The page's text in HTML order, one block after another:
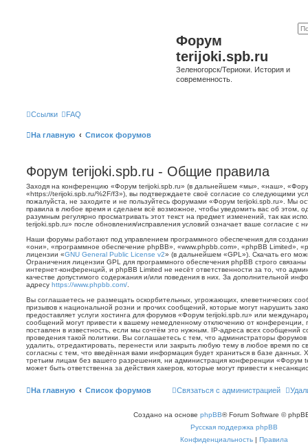
Форум
terijoki.spb.ru
Зеленогорск/Териоки. История и
современность.
Ссылки FAQ
На главную Список форумов
Форум terijoki.spb.ru - Общие правила
Заходя на конференцию «Форум terijoki.spb.ru» (в дальнейшем «мы», «наш»,
«https://terijoki.spb.ru/%2F/f3»), вы подтверждаете своё согласие со следующими
пожалуйста, не заходите и не пользуйтесь форумами «Форум terijoki.spb.ru». Мы
правила в любое время и сделаем всё возможное, чтобы уведомить вас об этом,
разумным регулярно просматривать этот текст на предмет изменений, так как
terijoki.spb.ru» после обновления/исправления условий означает ваше согласие с
Наши форумы работают под управлением программного обеспечения для
«они», «программное обеспечение phpBB», «www.phpbb.com», «phpBB Limited»,
лицензии «GNU General Public License v2» (в дальнейшем «GPL»). Скачать его
Ограничения лицензии GPL для программного обеспечения phpBB строго
интернет-конференций, и phpBB Limited не несёт ответственности за то, что
качестве допустимого содержания и/или поведения в них. За дополнительной
адресу https://www.phpbb.com/
Вы соглашаетесь не размещать оскорбительных, угрожающих, клеветнических
призывов к национальной розни и прочих сообщений, которые могут нарушить
предоставляет услуги хостинга для форумов «Форум terijoki.spb.ru» или
сообщений могут привести к вашему немедленному отключению от конференции,
поставлен в известность, если мы сочтём это нужным. IP-адреса всех сообщений
проведения такой политики. Вы соглашаетесь с тем, что администраторы
удалить, отредактировать, перенести или закрыть любую тему в любое время по
согласны с тем, что введённая вами информация будет храниться в базе данных.
третьим лицам без вашего разрешения, ни администрация конференции «Форум
может быть ответственна за действия хакеров, которые могут привести к
На главную Список форумов Связаться с администрацией
Создано на основе phpBB® Forum Software ©
Русская поддержка phpBB
Конфиденциальность | Правила